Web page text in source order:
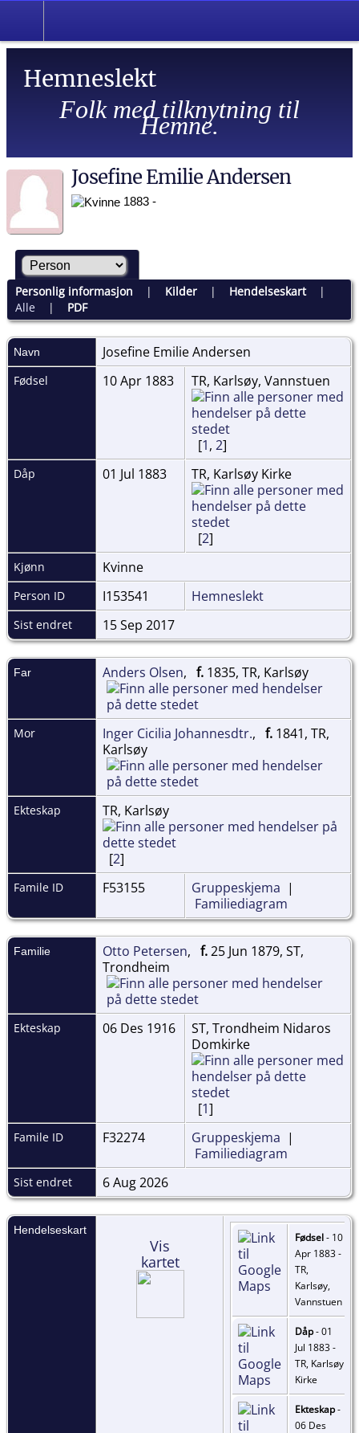
Hemneslekt
Folk med tilknytning til
Hemne.
Josefine Emilie Andersen
1883 -
Personlig informasjon | Kilder| Hendelseskart|
Alle| PDF
Navn Josefine EmilieAndersen
Fødsel 10 Apr 1883 TR, Karlsøy, Vannstuen
[1, 2]
Dåp 01 Jul 1883 TR, Karlsøy Kirke
[2]
Kjønn Kvinne
Person ID I153541 Hemneslekt
Sist endret 15 Sep 2017
Far Anders Olsen, f. 1835, TR, Karlsøy
Mor Inger Cicilia Johannesdtr., f. 1841, TR,
Karlsøy
Ekteskap TR, Karlsøy
[2]
Famile ID F53155 Gruppeskjema |
Familiediagram
Familie Otto Petersen, f.25 Jun 1879, ST,
Trondheim
Ekteskap 06 Des 1916
ST, Trondheim Nidaros
Domkirke
[1]
Famile ID F32274 Gruppeskjema |
Familiediagram
Sist endret 6 Aug 2026
Hendelseskart
Vis
kartet
Fødsel- 10
Apr 1883 -
TR,
Karlsøy,
Vannstuen
Dåp- 01
Jul 1883 -
TR, Karlsøy
Kirke
Ekteskap-
06 Des